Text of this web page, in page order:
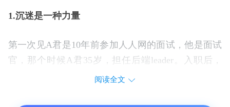
1.沉迷是一种力量
第一次见A君是10年前参加人人网的面试，他是面试
官，那个时候A君35岁，担任后端leader。入职后，
我发现，他用于做管理的时间不多，90%时间在疯狂
阅读全文